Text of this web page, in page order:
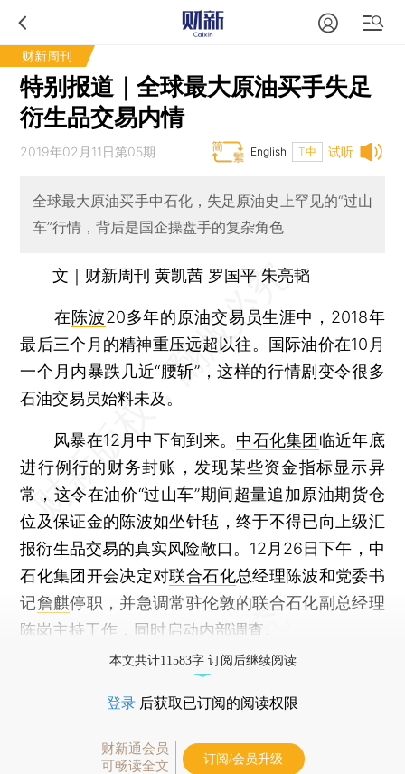
财新周刊
特别报道｜全球最大原油买手失足
衍生品交易内情
试听
2019年02月11日第05期 T中
English
全球最大原油买手中石化，失足原油史上罕见的“过山
车”行情，背后是国企操盘手的复杂角色
文｜财新周刊 黄凯茜 罗国平 朱亮韬
在陈波20多年的原油交易员生涯中，2018年
最后三个月的精神重压远超以往。国际油价在10月
一个月内暴跌几近“腰斩”，这样的行情剧变令很多
石油交易员始料未及。
风暴在12月中下旬到来。 中石化集团 临近年底
进行例行的财务封账，发现某些资金指标显示异
常，这令在油价“过山车”期间超量追加原油期货仓
位及保证金的陈波如坐针毡，终于不得已向上级汇
报衍生品交易的真实风险敞口。12月26日下午，中
石化集团开会决定对联合石化总经理陈波和党委书
记詹麒停职，并急调常驻伦敦的联合石化副总经理
陈岗主持工作，同时启动内部调查。
本文共计11583字 订阅后继续阅读
登录 后获取已订阅的阅读权限
财新通会员
可畅读全文
订阅/会员升级